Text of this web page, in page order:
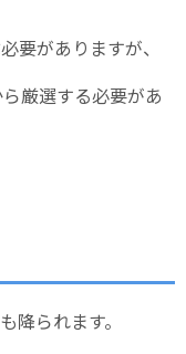
要がありますが、
厳選する必要があ
降られます。